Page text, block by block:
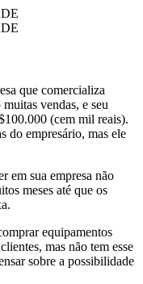
que comercializa
vendas, e seu
(cem mil reais).
do empresário, mas ele
em sua empresa não
meses até que os
equipamentos
mas não tem esse
sobre a possibilidade